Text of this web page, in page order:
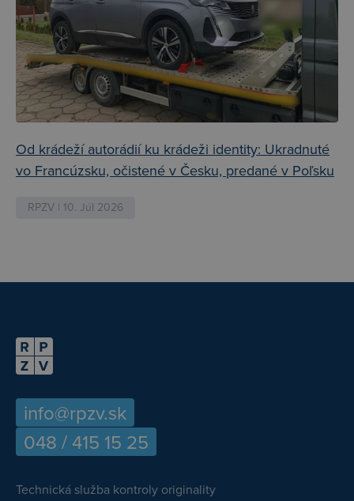
Od krádeží autorádií ku krádeži identity: Ukradnuté
vo Francúzsku, očistené v Česku, predané v Poľsku
RPZV | 10. Júl 2026
info@rpzv.sk
048 / 415 15 25
Technická služba kontroly originality